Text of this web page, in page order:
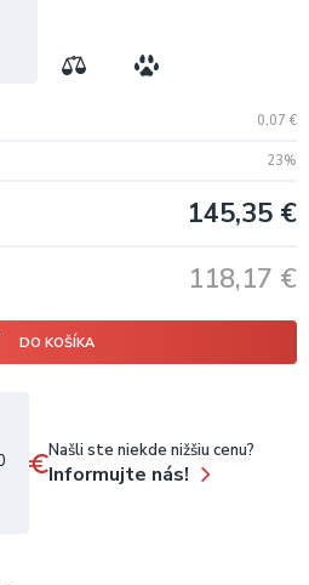
0,07 €
23%
145,35 €
118,17 €
DO KOŠÍKA
Našli ste niekde nižšiu cenu?
Informujte nás!